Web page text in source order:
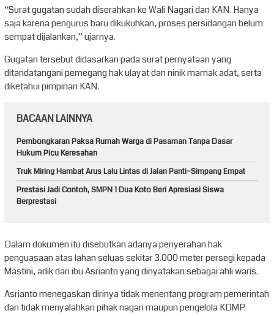
“Surat gugatan sudah diserahkan ke Wali Nagari dan KAN. Hanya
saja karena pengurus baru dikukuhkan, proses persidangan belum
sempat dijalankan,” ujarnya.
Gugatan tersebut didasarkan pada surat pernyataan yang
ditandatangani pemegang hak ulayat dan ninik mamak adat, serta
diketahui pimpinan KAN.
BACAAN LAINNYA
Pembongkaran Paksa Rumah Warga di Pasaman Tanpa Dasar
Hukum Picu Keresahan
Truk Miring Hambat Arus Lalu Lintas di Jalan Panti–Simpang Empat
Prestasi Jadi Contoh, SMPN 1 Dua Koto Beri Apresiasi Siswa
Berprestasi
Dalam dokumen itu disebutkan adanya penyerahan hak
penguasaan atas lahan seluas sekitar 3.000 meter persegi kepada
Mastini, adik dari ibu Asrianto yang dinyatakan sebagai ahli waris.
Asrianto menegaskan dirinya tidak menentang program pemerintah
dan tidak menyalahkan pihak nagari maupun pengelola KDMP.